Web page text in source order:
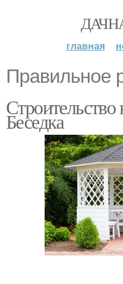
главная
Правильное
Строительство
Беседка